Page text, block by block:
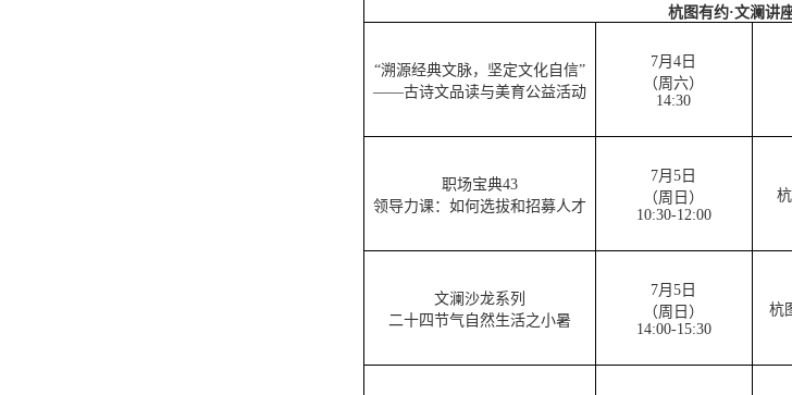
杭图有约·文澜讲
“溯源经典文脉，坚定文化自信”
——古诗文品读与美育公益活动
7月4日
（周六）
14:30
职场宝典43
领导力课：如何选拔和招募人才
7月5日
（周日）
10:30-12:00
文澜沙龙系列
二十四节气自然生活之小暑
7月5日
（周日）
14:00-15:30
杭